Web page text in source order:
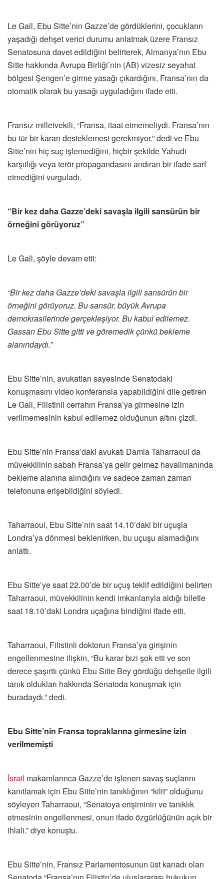
Le Gall, Ebu Sitte’nin Gazze’de gördüklerini, çocukların
yaşadığı dehşet verici durumu anlatmak üzere Fransız
Senatosuna davet edildiğini belirterek, Almanya’nın Ebu
Sitte hakkında Avrupa Birliği’nin (AB) vizesiz seyahat
bölgesi Şengen’e girme yasağı çıkardığını, Fransa’nın da
otomatik olarak bu yasağı uyguladığını ifade etti.
Fransız milletvekili, “Fransa, itaat etmemeliydi. Fransa’nın
bu tür bir kararı desteklemesi gerekmiyor.” dedi ve Ebu
Sitte’nin hiç suç işlemediğini, hiçbir şekilde Yahudi
karşıtlığı veya terör propagandasını andıran bir ifade sarf
etmediğini vurguladı.
“Bir kez daha Gazze’deki savaşla ilgili sansürün bir
örneğini görüyoruz”
Le Gall, şöyle devam etti:
“Bir kez daha Gazze’deki savaşla ilgili sansürün bir
örneğini görüyoruz. Bu sansür, büyük Avrupa
demokrasilerinde gerçekleşiyor. Bu kabul edilemez.
Gassan Ebu Sitte gitti ve göremedik çünkü bekleme
alanındaydı.”
Ebu Sitte’nin, avukatları sayesinde Senatodaki
konuşmasını video konferansla yapabildiğini dile getiren
Le Gall, Filistinli cerrahın Fransa’ya girmesine izin
verilmemesinin kabul edilemez olduğunun altını çizdi.
Ebu Sitte’nin Fransa’daki avukatı Damia Taharraoui da
müvekkilinin sabah Fransa’ya gelir gelmez havalimanında
bekleme alanına alındığını ve sadece zaman zaman
telefonuna erişebildiğini söyledi.
Taharraoui, Ebu Sitte’nin saat 14.10’daki bir uçuşla
Londra’ya dönmesi beklenirken, bu uçuşu alamadığını
anlattı.
Ebu Sitte’ye saat 22.00’de bir uçuş teklif edildiğini belirten
Taharraoui, müvekkilinin kendi imkanlarıyla aldığı biletle
saat 18.10’daki Londra uçağına bindiğini ifade etti.
Taharraoui, Filistinli doktorun Fransa’ya girişinin
engellenmesine ilişkin, “Bu karar bizi şok etti ve son
derece şaşırttı çünkü Ebu Sitte Bey gördüğü dehşetle ilgili
tanık oldukları hakkında Senatoda konuşmak için
buradaydı.” dedi.
Ebu Sitte’nin Fransa topraklarına girmesine izin
verilmemişti
İsrail makamlarınca Gazze’de işlenen savaş suçlarını
kanıtlamak için Ebu Sitte’nin tanıklığının “kilit” olduğunu
söyleyen Taharraoui, “Senatoya erişiminin ve tanıklık
etmesinin engellenmesi, onun ifade özgürlüğünün açık bir
ihlali.” diye konuştu.
Ebu Sitte’nin, Fransız Parlamentosunun üst kanadı olan